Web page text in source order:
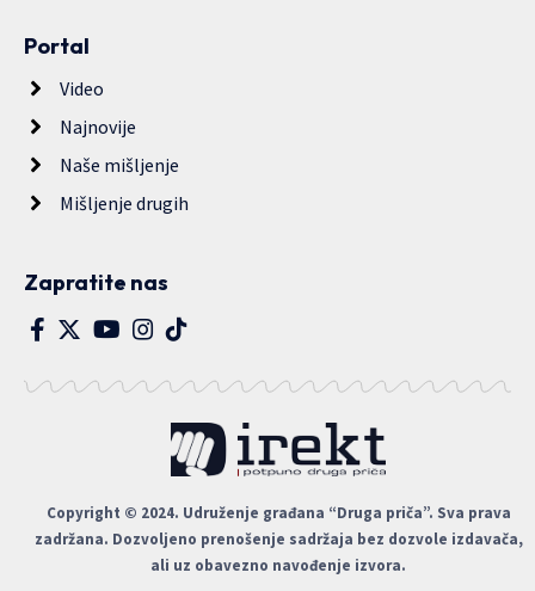
Portal
Video
Najnovije
Naše mišljenje
Mišljenje drugih
Zapratite nas
Copyright © 2024. Udruženje građana “Druga priča”. Sva prava
zadržana. Dozvoljeno prenošenje sadržaja bez dozvole izdavača,
ali uz obavezno navođenje izvora.